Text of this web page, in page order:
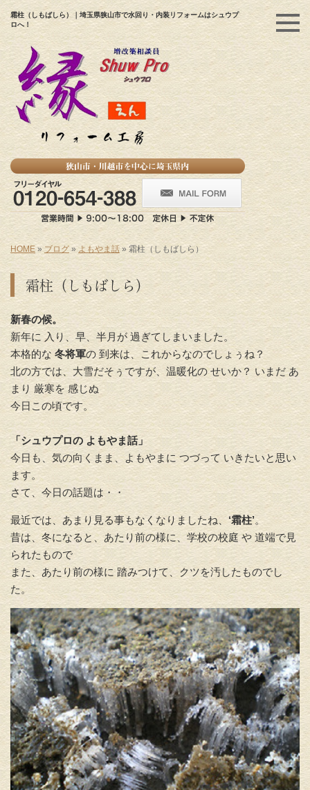
霜柱（しもばしら）｜埼玉県狭山市で水回り・内装リフォームはシュウプ
ロへ！
HOME »ブログ » よもやま話 » 霜柱（しもばしら）
霜柱（しもばしら）
新春の候。
新年に 入り、早、半月が 過ぎてしまいました。
本格的な 冬将軍の 到来は、これからなのでしょぅね？
北の方では、大雪だそぅですが、温暖化の せいか？ いまだ あ
まり 厳寒を 感じぬ
今日この頃です。
「シュウプロの よもやま話」
今日も、気の向くまま、よもやまに つづって いきたいと思い
ます。
さて、今日の話題は・・
最近では、あまり見る事もなくなりましたね、 ‘霜柱’。
昔は、冬になると、あたり前の様に、学校の校庭 や 道端で見
られたもので
また、あたり前の様に 踏みつけて、クツを汚したものでし
た。